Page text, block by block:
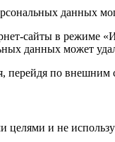
данных
сайты в режиме
данных может
перейдя по
и не